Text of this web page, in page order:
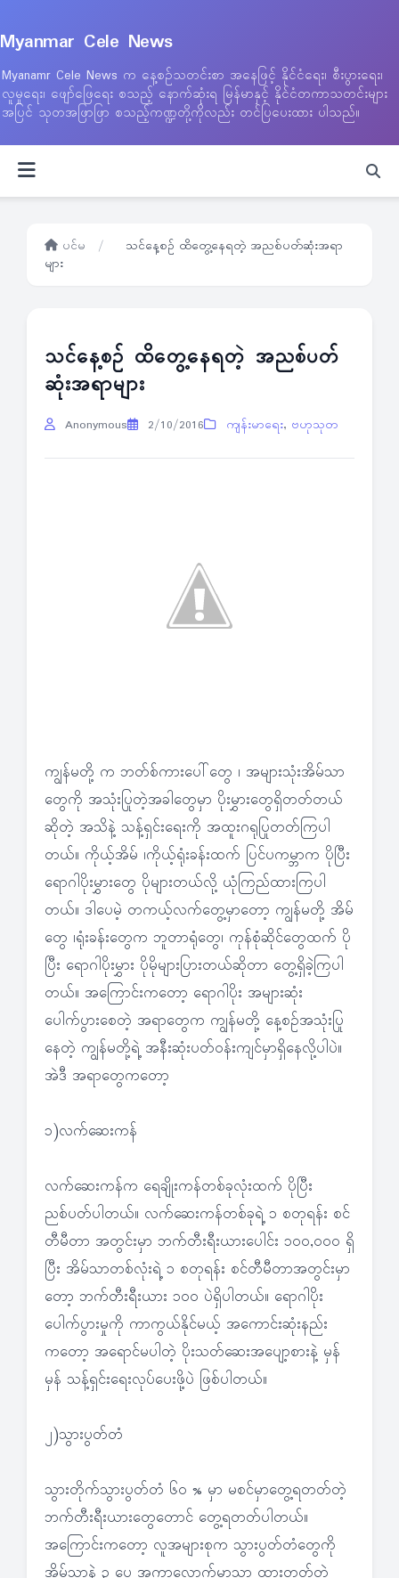
Myanmar Cele News
Myanamr Cele News က နေ့စဉ်သတင်းစာ အနေဖြင့် နိုင်ငံရေး၊ စီးပွားရေး၊
လူမှုရေး၊ ဖျော်ဖြေရေး စသည့် နောက်ဆုံးရ မြန်မာနှင့် နိုင်ငံတကာသတင်းများ
အပြင် သုတအဖြာဖြာ စသည့်ကဏ္ဍတို့ကိုလည်း တင်ပြပေးထား ပါသည်။
ပင်မ /
သင်နေ့စဉ် ထိတွေ့နေရတဲ့ အညစ်ပတ်ဆုံးအရာ
များ
သင်နေ့စဉ် ထိတွေ့နေရတဲ့ အညစ်ပတ်
ဆုံးအရာများ
Anonymous 2/10/2016 ကျန်းမာရေး, ဗဟုသုတ
ကျွန်မတို့ က ဘတ်စ်ကားပေါ်တွေ ၊ အများသုံးအိမ်သာ
တွေကို အသုံးပြုတဲ့အခါတွေမှာ ပိုးမွှားတွေရှိတတ်တယ်
ဆိုတဲ့ အသိနဲ့ သန့်ရှင်းရေးကို အထူးဂရုပြုတတ်ကြပါ
တယ်။ ကိုယ့်အိမ် ၊ကိုယ့်ရုံးခန်းထက် ပြင်ပကမ္ဘာက ပိုပြီး
ရောဂါပိုးမွှားတွေ ပိုများတယ်လို့ ယုံကြည်ထားကြပါ
တယ်။ ဒါပေမဲ့ တကယ့်လက်တွေ့မှာတော့ ကျွန်မတို့ အိမ်
တွေ ၊ရုံးခန်းတွေက ဘူတာရုံတွေ၊ ကုန်စုံဆိုင်တွေထက် ပို
ပြီး ရောဂါပိုးမွှား ပိုမိုများပြားတယ်ဆိုတာ တွေ့ရှိခဲ့ကြပါ
တယ်။ အကြောင်းကတော့ ရောဂါပိုး အများဆုံး
ပေါက်ပွားစေတဲ့ အရာတွေက ကျွန်မတို့ နေ့စဉ်အသုံးပြု
နေတဲ့ ကျွန်မတို့ရဲ့ အနီးဆုံးပတ်ဝန်းကျင်မှာရှိနေလို့ပါပဲ။
အဲဒီ အရာတွေကတော့
၁)လက်ဆေးကန်
လက်ဆေးကန်က ရေချိုးကန်တစ်ခုလုံးထက် ပိုပြီး
ညစ်ပတ်ပါတယ်။ လက်ဆေးကန်တစ်ခုရဲ့ ၁ စတုရန်း စင်
တီမီတာ အတွင်းမှာ ဘက်တီးရီးယားပေါင်း ၁၀၀,၀၀၀ ရှိ
ပြီး အိမ်သာတစ်လုံးရဲ့ ၁ စတုရန်း စင်တီမီတာအတွင်းမှာ
တော့ ဘက်တီးရီးယား ၁၀၀ ပဲရှိပါတယ်။ ရောဂါပိုး
ပေါက်ပွားမှုကို ကာကွယ်နိုင်မယ့် အကောင်းဆုံးနည်း
ကတော့ အရောင်မပါတဲ့ ပိုးသတ်ဆေးအပျော့စားနဲ့ မှန်
မှန် သန့်ရှင်းရေးလုပ်ပေးဖို့ပဲ ဖြစ်ပါတယ်။
၂)သွားပွတ်တံ
သွားတိုက်သွားပွတ်တံ ၆၀ % မှာ မစင်မှာတွေ့ရတတ်တဲ့
ဘက်တီးရီးယားတွေတောင် တွေ့ရတတ်ပါတယ်။
အကြောင်းကတော့ လူအများစုက သွားပွတ်တံတွေကို
အိမ်သာနဲ့ ၃ ပေ အကွာလောက်မှာသာ ထားတတ်တဲ့